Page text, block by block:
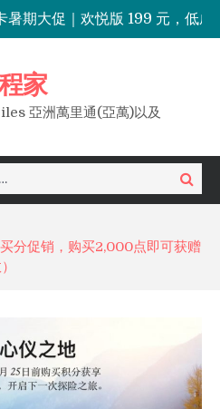
酒店买分五折优惠上线，里程家分享低成本兑换海外住宿攻略
七折住长白山！IHG洲际全球目的地特惠最高享七折优惠，限时一周！
家
亞洲萬里通(亞萬)以及
Search
分促销，购买2,000点即可获赠